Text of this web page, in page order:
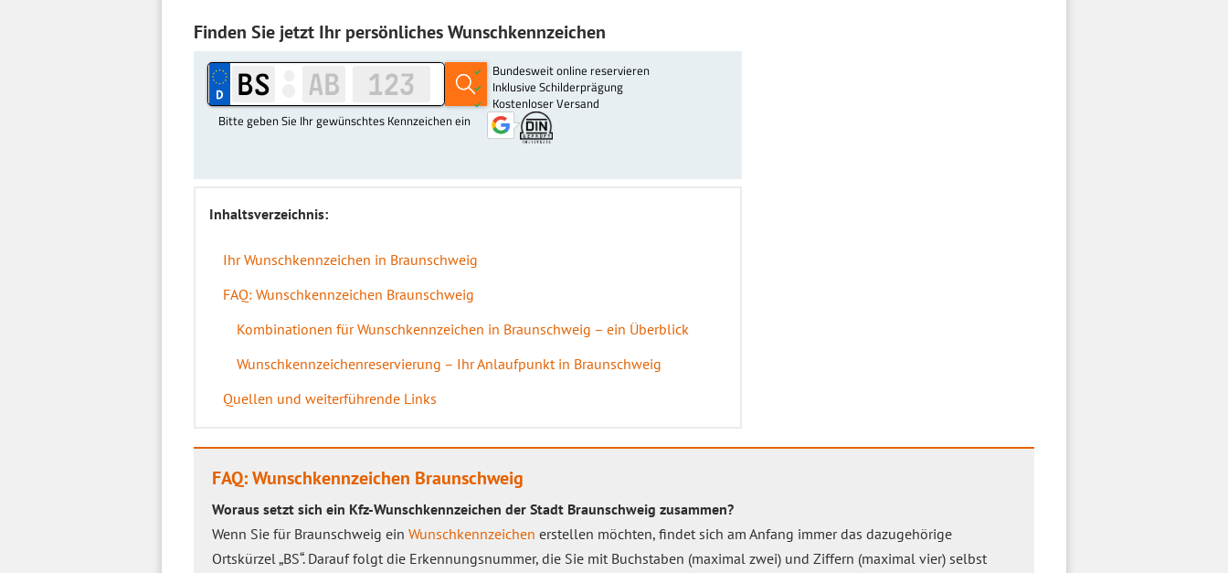
Finden Sie jetzt Ihr persönliches Wunschkennzeichen
Inhaltsverzeichnis:
Ihr Wunschkennzeichen in Braunschweig
FAQ: Wunschkennzeichen Braunschweig
Kombinationen für Wunschkennzeichen in Braunschweig – ein Überblick
Wunschkennzeichenreservierung – Ihr Anlaufpunkt in Braunschweig
Quellen und weiterführende Links
FAQ: Wunschkennzeichen Braunschweig
Woraus setzt sich ein Kfz-Wunschkennzeichen der Stadt Braunschweig zusammen?
Wenn Sie für Braunschweig ein Wunschkennzeichen erstellen möchten, findet sich am Anfang immer das dazugehörige
Ortskürzel „BS“. Darauf folgt die Erkennungsnummer, die Sie mit Buchstaben (maximal zwei) und Ziffern (maximal vier) selbst